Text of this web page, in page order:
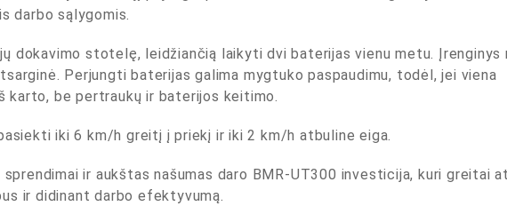
darbo sąlygomis.
dokavimo stotelę, leidžiančią laikyti dvi baterijas vienu metu. Įrenginys
Perjungti baterijas galima mygtuko paspaudimu, todėl, jei viena
karto, be pertraukų ir baterijos keitimo.
iki 6 km/h greitį į priekį ir iki 2 km/h atbuline eiga.
ir aukštas našumas daro BMR-UT300 investicija, kuri greitai
ir didinant darbo efektyvumą.